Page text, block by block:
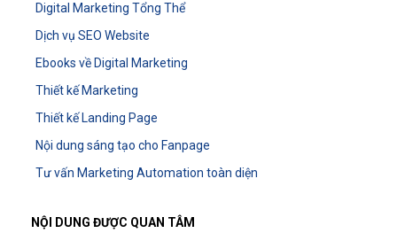
Digital Marketing Tổng Thể
Dịch vụ SEO Website
Ebooks về Digital Marketing
Thiết kế Marketing
Thiết kế Landing Page
Nội dung sáng tạo cho Fanpage
Tư vấn Marketing Automation toàn diện
NỘI DUNG ĐƯỢC QUAN TÂM